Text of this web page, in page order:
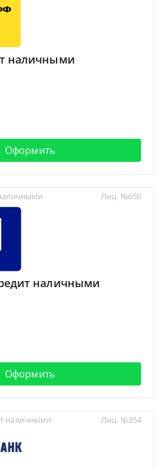
наличными
Оформить
наличными
Оформить
Лиц. №650
наличными Лиц. №354